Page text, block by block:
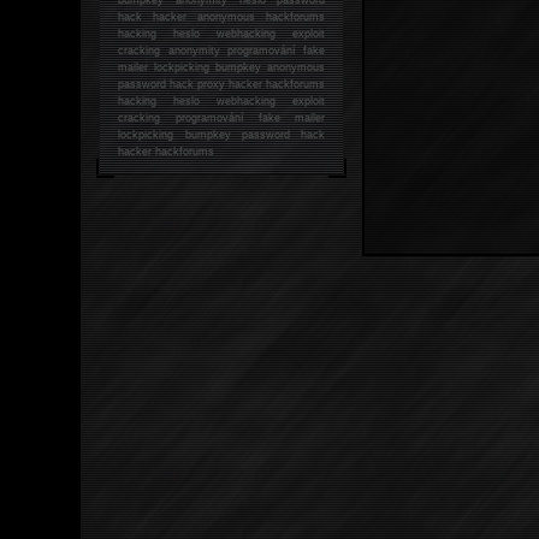
hackhacker anonymous hackforums
hackingheslo webhacking exploit
cracking anonymity programování fake
mailer lockpicking bumpkey anonymous
password hack proxy hacker hackforums
hacking heslo webhacking exploit
cracking programování fake mailer
lockpicking bumpkey password hack
hackerhackforums